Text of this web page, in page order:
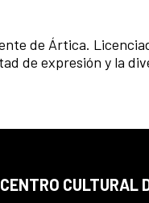
de Ártica.
de expresión y la
CULTURAL